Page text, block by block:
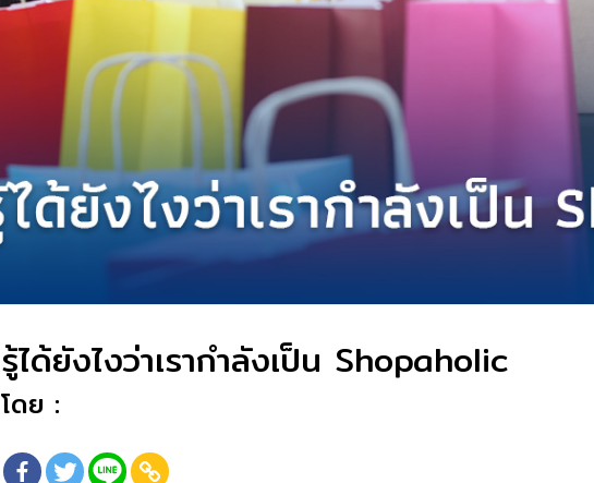
รู้ได้ยังไงว่าเรากำลังเป็น Shopaholic
โดย :